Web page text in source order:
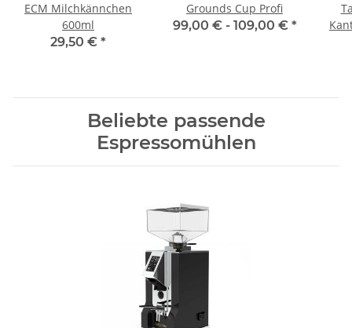
ECM Milchkännchen
600ml
29,50 € *
Grounds Cup Profi
99,00 € - 109,00 € *
Beliebte passende
Espressomühlen